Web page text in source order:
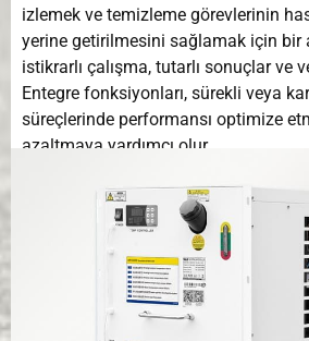
izlemek ve temizleme görevlerinin
yerine getirilmesini sağlamak için bir
istikrarlı çalışma, tutarlı sonuçlar ve
Entegre fonksiyonları, sürekli veya
süreçlerinde performansı optimize
azaltmaya yardımcı olur.